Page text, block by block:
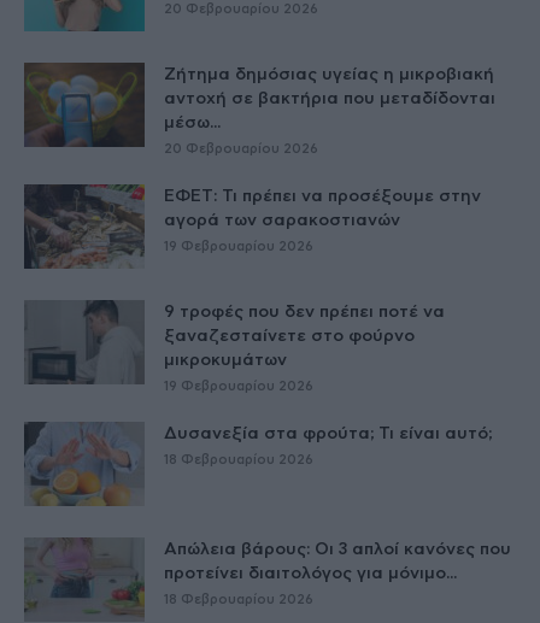
20 Φεβρουαρίου 2026
Ζήτημα δημόσιας υγείας η μικροβιακή
αντοχή σε βακτήρια που μεταδίδονται
μέσω...
20 Φεβρουαρίου 2026
ΕΦΕΤ: Τι πρέπει να προσέξουμε στην
αγορά των σαρακοστιανών
19 Φεβρουαρίου 2026
9 τροφές που δεν πρέπει ποτέ να
ξαναζεσταίνετε στο φούρνο
μικροκυμάτων
19 Φεβρουαρίου 2026
Δυσανεξία στα φρούτα; Τι είναι αυτό;
18 Φεβρουαρίου 2026
Απώλεια βάρους: Οι 3 απλοί κανόνες που
προτείνει διαιτολόγος για μόνιμο...
18 Φεβρουαρίου 2026